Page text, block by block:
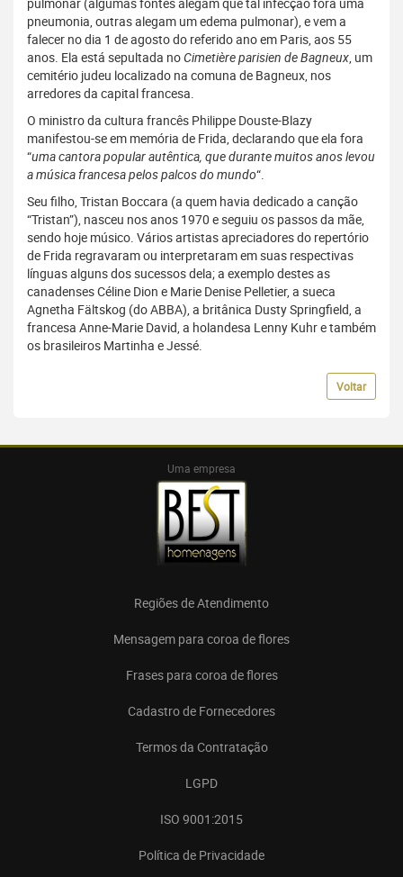
pneumonia, outras alegam um edema pulmonar), e vem a
falecer no dia 1 de agosto do referido ano em Paris, aos 55
anos. Ela está sepultada noCimetière parisien de Bagneux, um
cemitério judeu localizado na comuna de Bagneux, nos
arredores da capital francesa.
O ministro da cultura francês Philippe Douste-Blazy
manifestou-se em memória de Frida, declarando que ela fora
“uma cantora popular autêntica, que durante muitos anos levou
a música francesa pelos palcos do mundo“.
Seu filho, Tristan Boccara (a quem havia dedicado a canção
“Tristan”), nasceu nos anos 1970 e seguiu os passos da mãe,
sendo hoje músico. Vários artistas apreciadores do repertório
de Frida regravaram ou interpretaram em suas respectivas
línguas alguns dos sucessos dela; a exemplo destes as
canadenses Céline Dion e Marie Denise Pelletier, a sueca
Agnetha Fältskog (do ABBA), a britânica Dusty Springfield, a
francesa Anne-Marie David, a holandesa Lenny Kuhr e também
os brasileiros Martinha e Jessé.
Voltar
Uma empresa
Regiões de Atendimento
Mensagem para coroa de flores
Frases para coroa de flores
Cadastro de Fornecedores
Termos da Contratação
LGPD
ISO 9001:2015
Política de Privacidade